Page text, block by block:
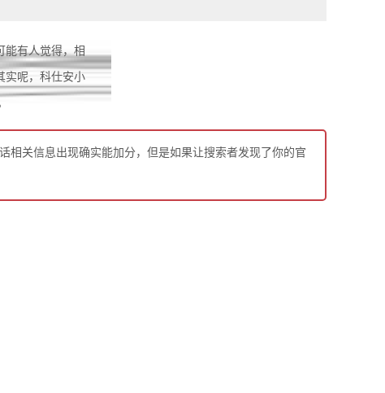
能有人觉得，相
实呢，科仕安小
相关信息出现确实能加分，但是如果让搜索者发现了你的官